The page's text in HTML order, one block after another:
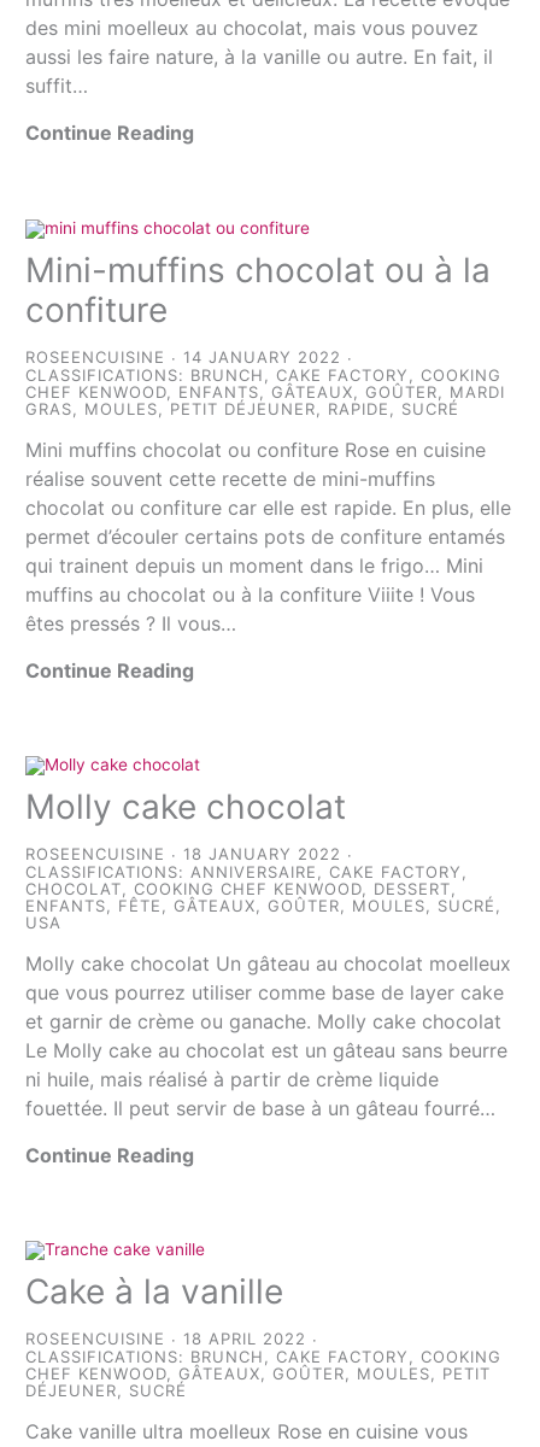
des mini moelleux au chocolat, mais vous pouvez
aussi les faire nature, à la vanille ou autre. En fait, il
suffit…
Continue Reading
Mini-muffins chocolat ou à la
confiture
ROSEENCUISINE
14 JANUARY 2022
CLASSIFICATIONS: BRUNCH ,CAKE FACTORY ,COOKING
CHEF KENWOOD
ENFANTS ,GÂTEAUX ,GOÛTER
MARDI
GRAS
MOULES ,PETIT DÉJEUNER RAPIDE SUCRÉ
Mini muffins chocolat ou confiture Rose en cuisine
réalise souvent cette recette de mini-muffins
chocolat ou confiture car elle est rapide. En plus, elle
permet d’écouler certains pots de confiture entamés
qui trainent depuis un moment dans le frigo… Mini
muffins au chocolat ou à la confiture Viiite ! Vous
êtes pressés ? Il vous…
Continue Reading
Molly cake chocolat
ROSEENCUISINE
18 JANUARY 2022
CLASSIFICATIONS: ANNIVERSAIRE ,CAKE FACTORY
CHOCOLAT ,COOKING CHEF KENWOOD DESSERT
ENFANTS
FÊTE ,GÂTEAUX ,GOÛTER MOULES SUCRÉ
USA
Molly cake chocolat Un gâteau au chocolat moelleux
que vous pourrez utiliser comme base de layer cake
et garnir de crème ou ganache. Molly cake chocolat
Le Molly cake au chocolat est un gâteau sans beurre
ni huile, mais réalisé à partir de crème liquide
fouettée. Il peut servir de base à un gâteau fourré…
Continue Reading
Cake à la vanille
ROSEENCUISINE
18 APRIL 2022
CLASSIFICATIONS: BRUNCH,CAKE FACTORY,COOKING
CHEF KENWOOD,GÂTEAUX,GOÛTER, MOULES, PETIT
DÉJEUNER, SUCRÉ
Cake vanille ultra moelleux Rose en cuisine vous